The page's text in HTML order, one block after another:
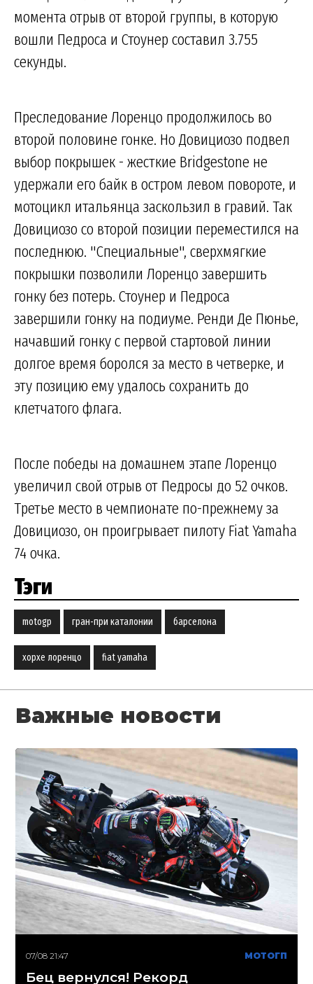
момента отрыв от второй группы, в которую
вошли Педроса и Стоунер составил 3.755
секунды.
Преследование Лоренцо продолжилось во
второй половине гонке. Но Довициозо подвел
выбор покрышек - жесткие Bridgestone не
удержали его байк в остром левом повороте, и
мотоцикл итальянца заскользил в гравий. Так
Довициозо со второй позиции переместился на
последнюю. "Специальные", сверхмягкие
покрышки позволили Лоренцо завершить
гонку без потерь. Стоунер и Педроса
завершили гонку на подиуме. Ренди Де Пюнье,
начавший гонку с первой стартовой линии
долгое время боролся за место в четверке, и
эту позицию ему удалось сохранить до
клетчатого флага.
После победы на домашнем этапе Лоренцо
увеличил свой отрыв от Педросы до 52 очков.
Третье место в чемпионате по-прежнему за
Довициозо, он проигрывает пилоту Fiat Yamaha
74 очка.
Тэги
motogp гран-при каталонии барселона
хорхе лоренцо fiat yamaha
Важные новости
07/08 21:47 МОТОГП
Бец вернулся! Рекорд